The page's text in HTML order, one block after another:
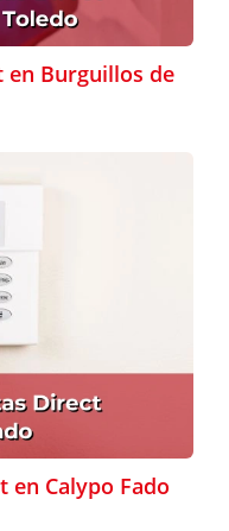
en Burguillos de
en Calypo Fado